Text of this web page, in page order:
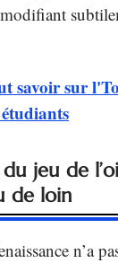
savoir sur
jeu de
de loin
n’a